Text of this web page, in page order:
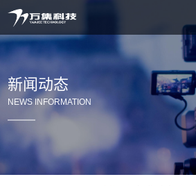
新闻动态
NEWS INFORMATION